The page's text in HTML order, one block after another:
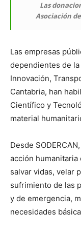
Las
Asociación
Las empresas
dependientes de
Innovación,
Cantabria, han
Científico y
material
Desde
acción
salvar vidas, velar
sufrimiento de las
y de emergencia,
necesidades